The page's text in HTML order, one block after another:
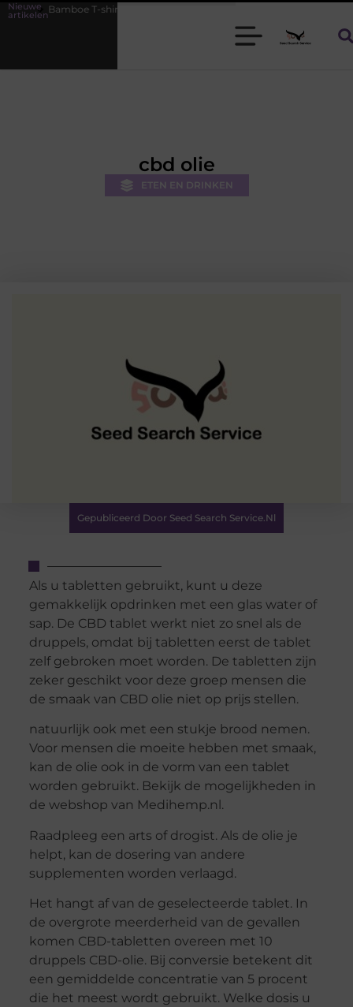
Nieuwe
artikelen
T-shirts voor heren die koel blijven
cbd olie
ETEN EN DRINKEN
Gepubliceerd Door Seed Search Service.nl
Als u tabletten gebruikt, kunt u deze
gemakkelijk opdrinken met een glas water of
sap. De CBD tablet werkt niet zo snel als de
druppels, omdat bij tabletten eerst de tablet
zelf gebroken moet worden. De tabletten zijn
zeker geschikt voor deze groep mensen die
de smaak van CBD olie niet op prijs stellen.
natuurlijk ook met een stukje brood nemen.
Voor mensen die moeite hebben met smaak,
kan de olie ook in de vorm van een tablet
worden gebruikt. Bekijk de mogelijkheden in
de webshop van Medihemp.nl.
Raadpleeg een arts of drogist. Als de olie je
helpt, kan de dosering van andere
supplementen worden verlaagd.
Het hangt af van de geselecteerde tablet. In
de overgrote meerderheid van de gevallen
komen CBD-tabletten overeen met 10
druppels CBD-olie. Bij conversie betekent dit
een gemiddelde concentratie van 5 procent
die het meest wordt gebruikt. Welke dosis u